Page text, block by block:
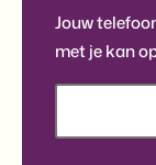
Jouw
met je kan